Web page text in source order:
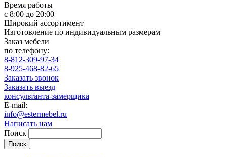
Время работы
с 8:00 до 20:00
Широкий ассортимент
Изготовление по индивидуальным размерам
Заказ мебели
по телефону:
8-812-309-97-34
8-925-468-82-65
Заказать звонок
Заказать выезд
консультанта-замерщика
E-mail:
info@estermebel.ru
Написать нам
Поиск